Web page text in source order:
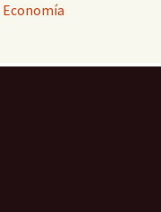
Economía